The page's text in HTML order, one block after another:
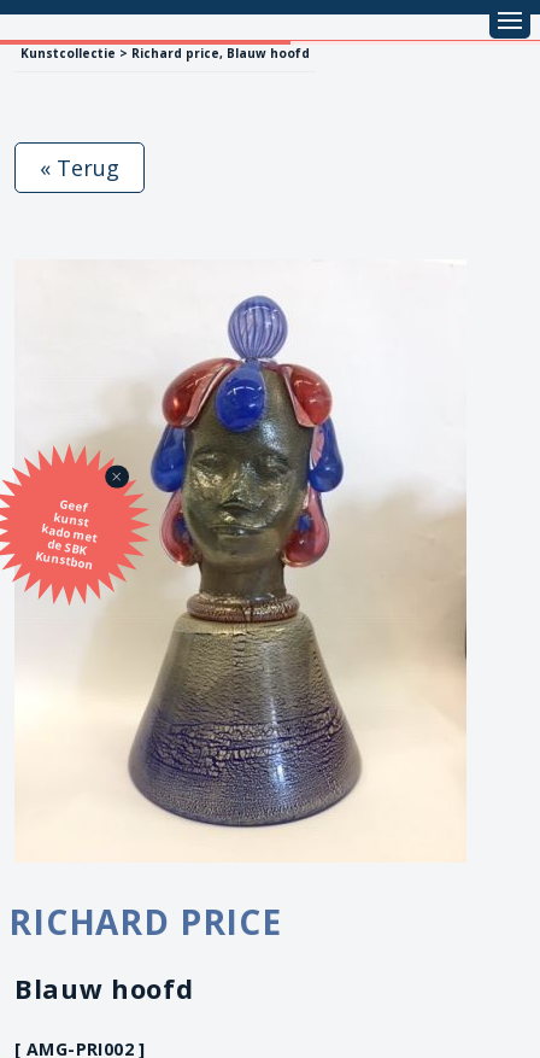
Kunstcollectie > Richard price, Blauw hoofd
Geef
kunst
kado met
de SBK
Kunstbon
« Terug
RICHARD PRICE
Blauw hoofd
[ AMG-PRI002 ]